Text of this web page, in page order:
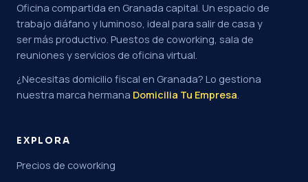
Oficina compartida en Granada capital. Un espacio de
trabajo diáfano y luminoso, ideal para salir de casa y
ser más productivo. Puestos de coworking, sala de
reuniones y servicios de oficina virtual.
¿Necesitas domicilio fiscal en Granada? Lo gestiona
nuestra marca hermana Domicilia Tu Empresa.
EXPLORA
Precios de coworking